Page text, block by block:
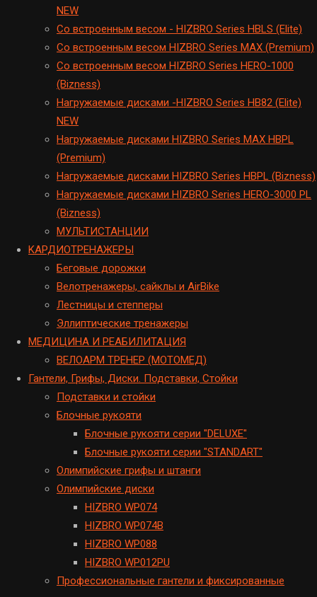
NEW
Cо встроенным весом - HIZBRO Series HBLS (Elite)
Со встроенным весом HIZBRO Series MAX (Premium)
Cо встроенным весом HIZBRO Series HERO-1000
(Bizness)
Hагружаемые дисками -HIZBRO Series HB82 (Elite)
NEW
Нагружаемые дисками HIZBRO Series MAX HBPL
(Premium)
Hагружаемые дисками HIZBRO Series HBPL (Bizness)
Hагружаемые дисками HIZBRO Series HERO-3000 PL
(Bizness)
МУЛЬТИСТАНЦИИ
KАРДИОТРЕНАЖЕРЫ
Беговые дорожки
Велотренажеры, сайклы и AirBike
Лестницы и степперы
Эллиптические тренажеры
МЕДИЦИНА И РЕАБИЛИТАЦИЯ
ВЕЛОАРМ ТРЕНЕР (МОТОМЕД)
Гантели, Грифы, Диски. Подставки, Стойки
Подставки и стойки
Блочные рукояти
Блочные рукояти серии "DELUXE"
Блочные рукояти серии "STANDART"
Олимпийские грифы и штанги
Олимпийские диски
HIZBRO WP074
HIZBRO WP074B
HIZBRO WP088
HIZBRO WP012PU
Профессиональные гантели и фиксированные